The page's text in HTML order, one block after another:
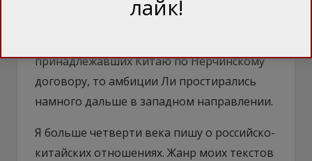
перроне Ярославского вокзала. Но если
принадлежавших Китаю по Нерчинскому
договору, то амбиции Ли простирались
намного дальше в западном направлении.
Я больше четверти века пишу о российско-
китайских отношениях. Жанр моих текстов
лайк!